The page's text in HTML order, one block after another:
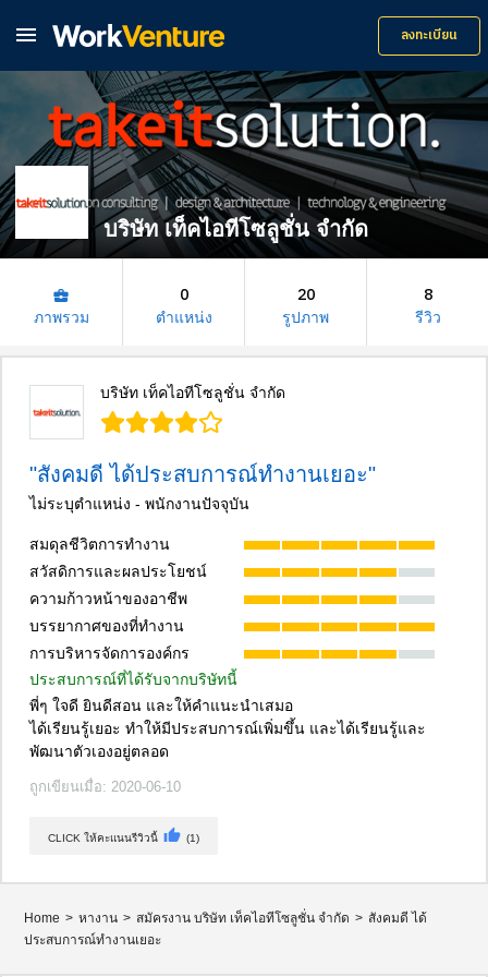
 ลงทะเบียน
บริษัท เท็คไอทีโซลูชั่น จำกัด
business_center
ภาพรวม
0
ตำแหน่ง
20
รูปภาพ
8
รีวิว
บริษัท เท็คไอทีโซลูชั่น จำกัด
"สังคมดี ได้ประสบการณ์ทำงานเยอะ"
ไม่ระบุตำแหน่ง - พนักงานปัจจุบัน
สมดุลชีวิตการทํางาน
สวัสดิการและผลประโยชน์
ความก้าวหน้าของอาชีพ
บรรยากาศของที่ทํางาน
การบริหารจัดการองค์กร
ประสบการณ์ที่ได้รับจากบริษัทนี้
พี่ๆ ใจดี ยินดีสอน และให้คำแนะนำเสมอ
ได้เรียนรู้เยอะ ทำให้มีประสบการณ์เพิ่มขึ้น และได้เรียนรู้และ
พัฒนาตัวเองอยู่ตลอด
ถูกเขียนเมื่อ: 2020-06-10
CLICK ให้คะแนนรีวิวนี้ thumb_up (1)
Home > หางาน > สมัครงาน บริษัท เท็คไอทีโซลูชั่น จำกัด > สังคมดี ได้
ประสบการณ์ทำงานเยอะ